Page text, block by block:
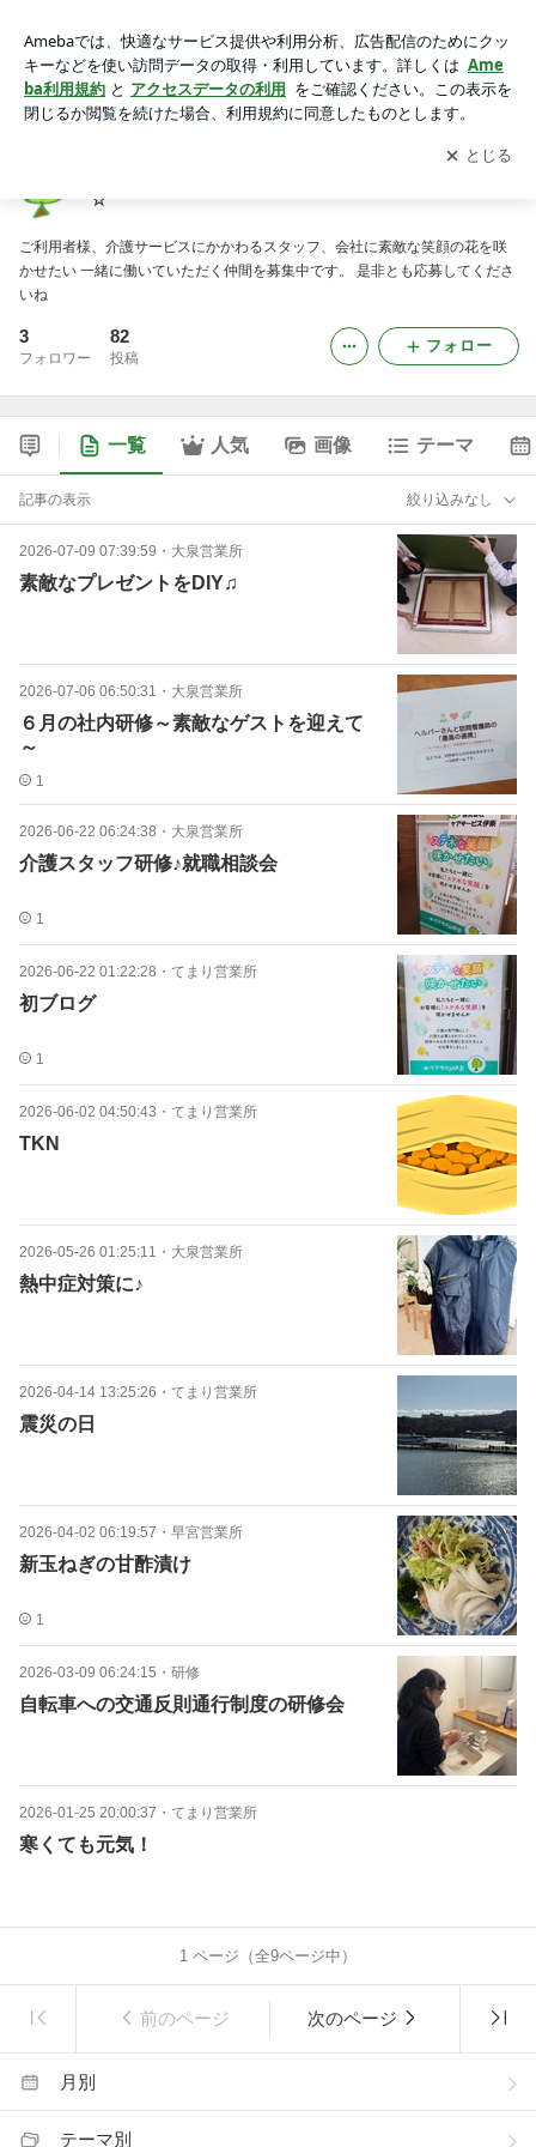
アプリをダウンロードして ブログの更新通知
を受け取りまし
ょう。
開く
☆
ご利用者様、介護サービスにかかわるスタッフ、会社に素敵な笑顔の花を咲
かせたい 一緒に働いていただく仲間を募集中です。 是非とも応募してくださ
いね
3
フォロワー
82
投稿
フォロー
一覧 人気 画像 テーマ
記事の表示 絞り込みなし
2026-07-09 07:39:59 ・ 大泉営業所
素敵なプレゼントをDIY♫
2026-07-06 06:50:31 ・ 大泉営業所
６月の社内研修～素敵なゲストを迎えて
～
1
2026-06-22 06:24:38 ・ 大泉営業所
介護スタッフ研修♪就職相談会
1
2026-06-22 01:22:28 ・ てまり営業所
初ブログ
1
2026-06-02 04:50:43 ・ てまり営業所
TKN
2026-05-26 01:25:11 ・ 大泉営業所
熱中症対策に♪
2026-04-14 13:25:26 ・ てまり営業所
震災の日
2026-04-02 06:19:57 ・ 早宮営業所
新玉ねぎの甘酢漬け
1
2026-03-09 06:24:15 ・ 研修
自転車への交通反則通行制度の研修会
2026-01-25 20:00:37 ・ てまり営業所
寒くても元気！
1 ページ（全9ページ中）
前のページ 次のページ
月別
テーマ別